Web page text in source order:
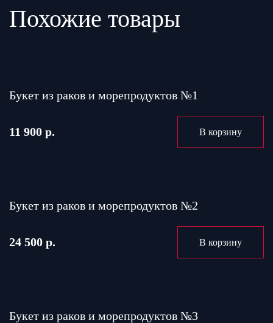
Похожие товары
Букет из раков и морепродуктов №1
11 900 р. В корзину
Букет из раков и морепродуктов №2
24 500 р. В корзину
Букет из раков и морепродуктов №3